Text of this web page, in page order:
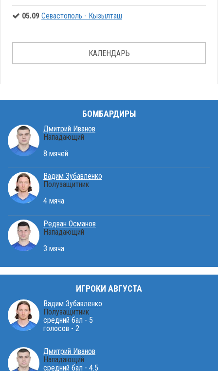
05.09 Севастополь - Кызылташ
КАЛЕНДАРЬ
БОМБАРДИРЫ
Дмитрий Иванов
Нападающий
8 мячей
Вадим Зубавленко
Полузащитник
4 мяча
Редван Османов
Нападающий
3 мяча
ИГРОКИ АВГУСТА
Вадим Зубавленко
Полузащитник
средний бал - 5
голосов - 2
Дмитрий Иванов
Нападающий
средний бал - 4.5